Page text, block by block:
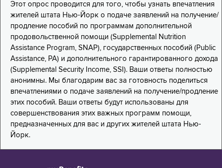
Этот опрос проводится для того, чтобы узнать впечатления
жителей штата Нью-Йорк о подаче заявлений на получение/
продление пособий по программам дополнительной
продовольственной помощи (Supplemental Nutrition
Assistance Program, SNAP), государственных пособий (Public
Assistance, PA) и дополнительного гарантированного дохода
(Supplemental Security Income, SSI). Ваши ответы полностью
анонимны. Мы благодарим вас за готовность поделиться
впечатлениями о подаче заявлений на получение/продление
этих пособий. Ваши ответы будут использованы для
совершенствования этих важных программ помощи,
предназначенных для вас и других жителей штата Нью-
Йорк.